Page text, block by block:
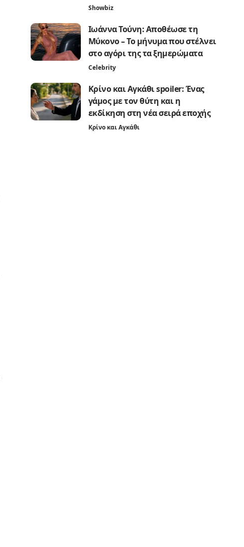
Showbiz
Ιωάννα Τούνη: Αποθέωσε τη
Μύκονο – Το μήνυμα που στέλνει
στο αγόρι της τα ξημερώματα
Celebrity
Κρίνο και Αγκάθι spoiler: Ένας
γάμος με τον θύτη και η
εκδίκηση στη νέα σειρά εποχής
Κρίνο και Αγκάθι